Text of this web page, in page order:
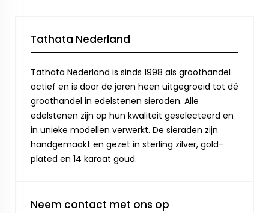
Tathata Nederland
Tathata Nederland is sinds 1998 als groothandel
actief en is door de jaren heen uitgegroeid tot dé
groothandel in edelstenen sieraden. Alle
edelstenen zijn op hun kwaliteit geselecteerd en
in unieke modellen verwerkt. De sieraden zijn
handgemaakt en gezet in sterling zilver, gold-
plated en 14 karaat goud.
Neem contact met ons op